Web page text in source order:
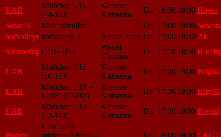
UAB
Mädchen U16
(14-16J)
Kremser
Katharina
Do 16:30 18:00 Hopsa
Sokol V
Midi männlich Do 17:00 19:00
hotVolleys hotVolleys 3 Antoni Peter Do 17:00 19:30 AE
Simmering U10 - U14
Pöschl
Christina
Do 17:10 18:40
UAB
Mädchen U12
(10-12J)
Kremser
Katharina
Do 17:30 19:00 Brig66
UAB
Mädchen U18 =
U20/1 (17-20J)
Kremser
Katharina
Do 17:30 19:00 Brig66
UAB
Mädchen U14
(12-14J)
Kremser
Katharina
Do 17:30 19:00 Brig66
Phönix
U16 | U18
mittleres Niveau -
Do 18:00 20:00